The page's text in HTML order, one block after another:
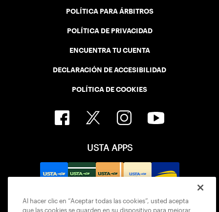
POLÍTICA PARA ÁRBITROS
POLÍTICA DE PRIVACIDAD
ENCUENTRA TU CUENTA
DECLARACIÓN DE ACCESIBILIDAD
POLÍTICA DE COOKIES
USTA APPS
Al hacer clic en “Aceptar todas las cookies”, usted acepta
que las cookies se guarden en su dispositivo para mejorar